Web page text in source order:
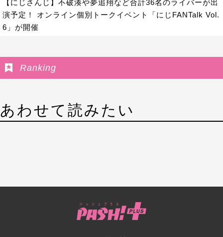
【にじさんじ】不破湊や夢追翔など合計36名のライバーが出
演予定！ オンライン個別トークイベント「にじFANTalk Vol.
6」が開催
Ranking
あわせて読みたい